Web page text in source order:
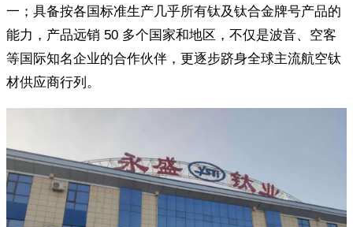
一；具备按各国标准生产几乎所有钛及钛合金牌号产品的
能力，产品远销 50 多个国家和地区，不仅是波音、空客
等国际知名企业的合作伙伴，更逐步跻身全球主流航空钛
材供应商行列。